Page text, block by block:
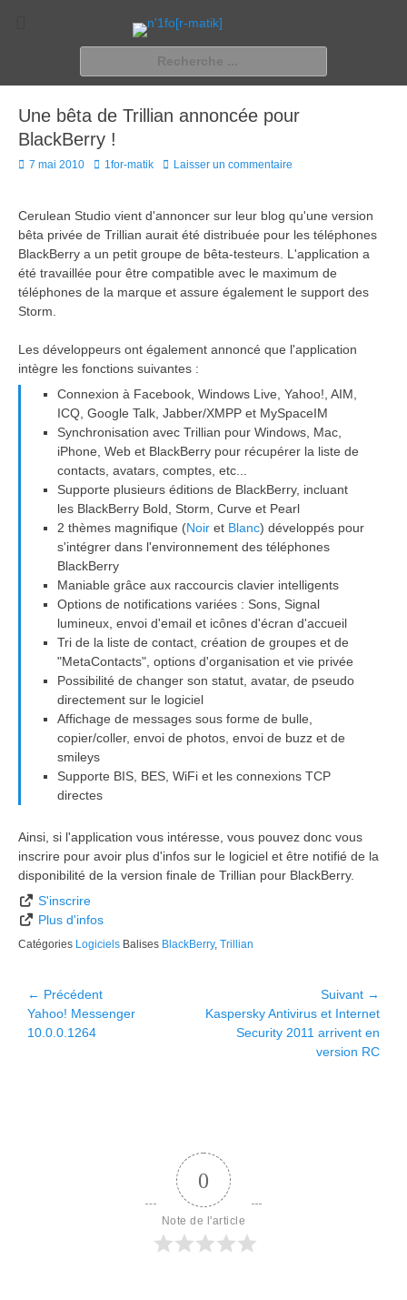
n'1fo[r-matik]
Pour les nymphos d'infos en info…
Une bêta de Trillian annoncée pour
BlackBerry !
Posted
7 mai 2010 Author
1for-matik Laisser un commentaire
Cerulean Studio vient d'annoncer sur leur blog qu'une version
bêta privée de Trillian aurait été distribuée pour les téléphones
BlackBerry a un petit groupe de bêta-testeurs. L'application a
été travaillée pour être compatible avec le maximum de
téléphones de la marque et assure également le support des
Storm.
Les développeurs ont également annoncé que l'application
intègre les fonctions suivantes :
Connexion à Facebook, Windows Live, Yahoo!, AIM,
ICQ, Google Talk, Jabber/XMPP et MySpaceIM
Synchronisation avec Trillian pour Windows, Mac,
iPhone, Web et BlackBerry pour récupérer la liste de
contacts, avatars, comptes, etc...
Supporte plusieurs éditions de BlackBerry, incluant
les BlackBerry Bold, Storm, Curve et Pearl
2 thèmes magnifique (Noiret Blanc) développés pour
s'intégrer dans l'environnement des téléphones
BlackBerry
Maniable grâce aux raccourcis clavier intelligents
Options de notifications variées : Sons, Signal
lumineux, envoi d'email et icônes d'écran d'accueil
Tri de la liste de contact, création de groupes et de
"MetaContacts", options d'organisation et vie privée
Possibilité de changer son statut, avatar, de pseudo
directement sur le logiciel
Affichage de messages sous forme de bulle,
copier/coller, envoi de photos, envoi de buzz et de
smileys
Supporte BIS, BES, WiFi et les connexions TCP
directes
Ainsi, si l'application vous intéresse, vous pouvez donc vous
inscrire pour avoir plus d'infos sur le logiciel et être notifié de la
disponibilité de la version finale de Trillian pour BlackBerry.
S'inscrire
Plus d'infos
Catégories Logiciels Balises BlackBerry, Trillian
Navigation
de
l’article
← Précédent
Article
précédent :
Yahoo! Messenger
10.0.0.1264
Suivant →
Article
suivant :
Kaspersky Antivirus et Internet
Security 2011 arrivent en
version RC
0
Note de l'article